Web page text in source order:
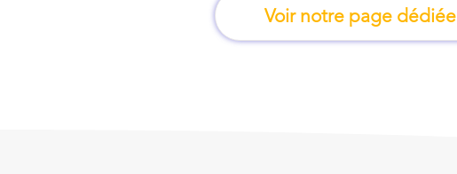
Voir notre page dédiée